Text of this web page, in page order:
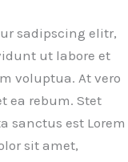
sadipscing elitr,
ut labore et
voluptua. At vero
ea rebum. Stet
sanctus est Lorem
sit amet,